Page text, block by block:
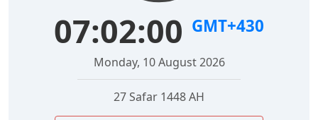
07:02:01 GMT+430
Monday, 10 August 2026
27 Safar 1448 AH